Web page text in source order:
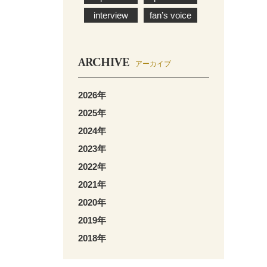
interview
fan’s voice
ARCHIVE アーカイブ
2026年
2025年
2024年
2023年
2022年
2021年
2020年
2019年
2018年